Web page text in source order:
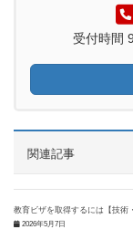
受付時間
関連記事
教育ビザを取得するには【技術
2026年5月7日